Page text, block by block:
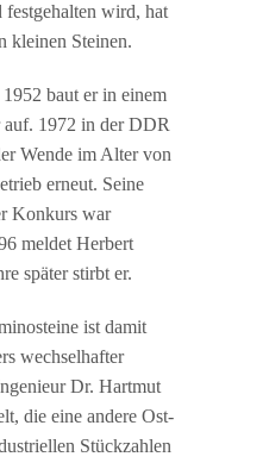
wird, hat
kleinen Steinen.
baut er in einem
auf. 1972 in der DDR
Wende im Alter von
erneut. Seine
Konkurs war
meldet Herbert
später stirbt er.
ist damit
wechselhafter
Dr. Hartmut
die eine andere Ost-
Stückzahlen